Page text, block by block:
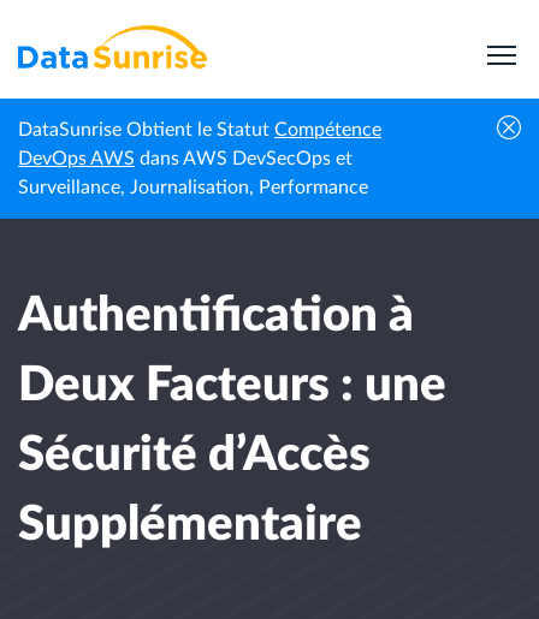
DataSunrise Obtient le Statut Compétence
DevOps AWS dans AWS DevSecOps et
Surveillance, Journalisation, Performance
Accueil
Actualités
professionnelles
Authentification à Deux Facteurs : une
Sécurité d’Accès Supplémentaire
Authentification à
Deux Facteurs : une
Sécurité d’Accès
Supplémentaire